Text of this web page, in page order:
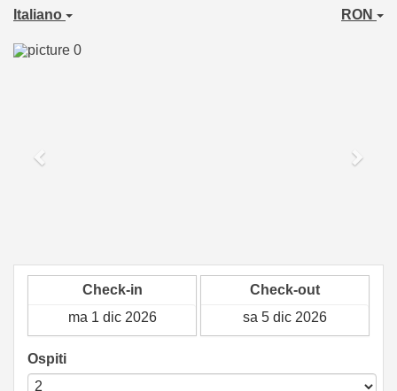
Italiano RON
Previous
Check-in Check-out
Ospiti